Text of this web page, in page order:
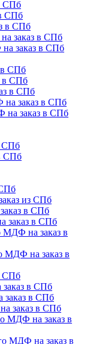
СПб
СПб
в СПб
заказ в СПб
заказ в СПб
в СПб
в СПб
в СПб
на заказ в СПб
на заказ в СПб
СПб
СПб
из СПб
в СПб
заказ в СПб
МДФ на заказ в
МДФ на заказ в
СПб
заказ в СПб
заказ в СПб
заказ в СПб
МДФ на заказ в
МДФ на заказ в